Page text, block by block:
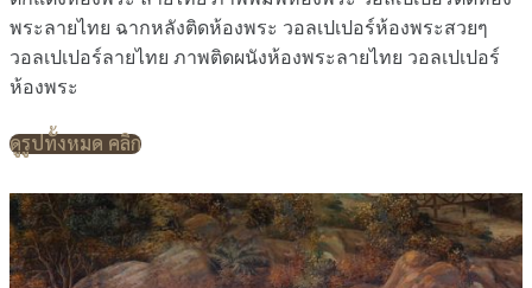
พระลายไทย ฉากหลังติดห้องพระ วอลเปเปอร์ห้องพระสวยๆ
วอลเปเปอร์ลายไทย ภาพติดผนังห้องพระลายไทย วอลเปเปอร์
ห้องพระ
ดูรูปทั้งหมด คลิก